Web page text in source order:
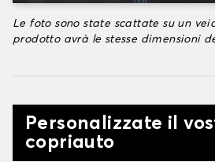
Le foto sono state scattate su un
prodotto avrà le stesse dimensioni
Personalizzate il
copriauto